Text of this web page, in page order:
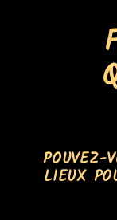
POUVEZ-
LIEUX